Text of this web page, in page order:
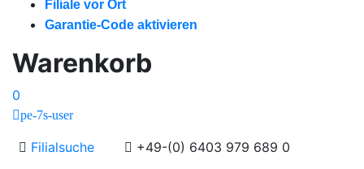
Filiale vor Ort
Garantie-Code aktivieren
Warenkorb
0
pe-7s-user
Filialsuche +49-(0) 6403 979 689 0